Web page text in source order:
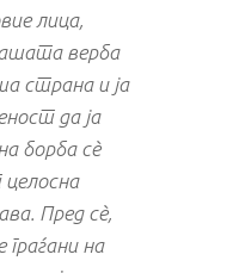
лица,
верба
страна и ја
да ја
борба сè
целосна
Пред сè,
на